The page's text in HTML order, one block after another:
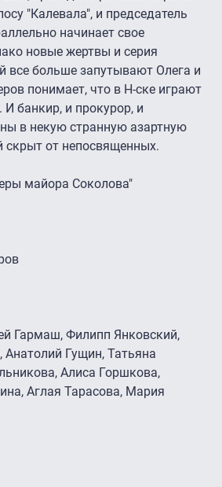
"Калевала", и председатель
начинает свое
новые жертвы и серия
все больше запутывают Олега и
понимает, что в Н-ске играют
И банкир, и прокурор, и
в некую странную азартную
скрыт от непосвященных.
майора Соколова"
Гармаш, Филипп Янковский,
Гущин, Татьяна
Алиса Горшкова,
Аглая Тарасова, Мария